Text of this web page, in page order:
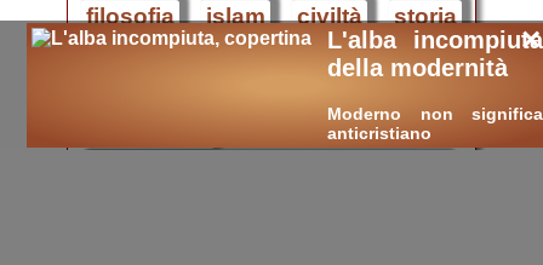
filosofia
islam civiltà
storia
classici
esami
esame di stato
×
L'alba incompiuta
della modernità
Moderno non significa
anticristiano